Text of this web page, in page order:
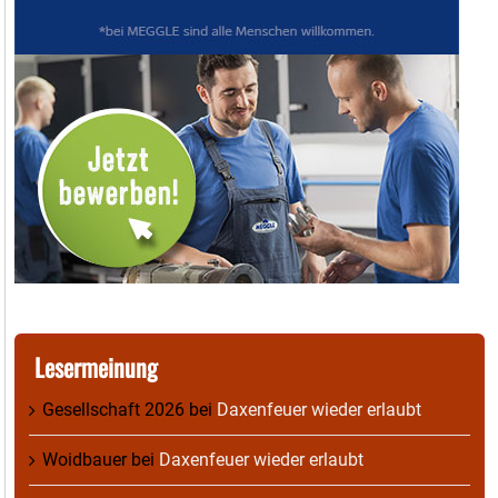
Lesermeinung
Gesellschaft 2026 bei Daxenfeuer wieder erlaubt
Woidbauerbei Daxenfeuer wieder erlaubt